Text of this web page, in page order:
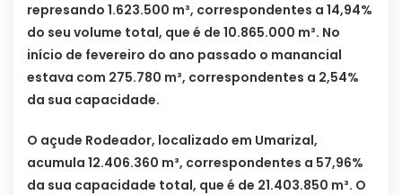
represando 1.623.500 m³, correspondentes a 14,94%
do seu volume total, que é de 10.865.000 m³. No
início de fevereiro do ano passado o manancial
estava com 275.780 m³, correspondentes a 2,54%
da sua capacidade.
O açude Rodeador, localizado em Umarizal,
acumula 12.406.360 m³, correspondentes a 57,96%
da sua capacidade total, que é de 21.403.850 m³. O